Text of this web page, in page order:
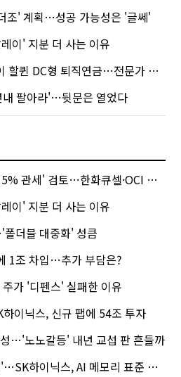
조' 계획…성공 가능성은 '글쎄'
이' 지분 더 사는 이유
퀸 DC형 퇴직연금…전문가 조언은
팔아라'…뒷문은 열었다
세' 검토…한화큐셀·OCI 영향은?
이' 지분 더 사는 이유
더블 대중화' 성큼
1조 차입…추가 부담은?
가 '디펜스' 실패한 이유
이닉스, 신규 팹에 54조 투자
…'노노갈등' 내년 교섭 판 흔들까
이닉스, AI 메모리 표준 선점 나섰다